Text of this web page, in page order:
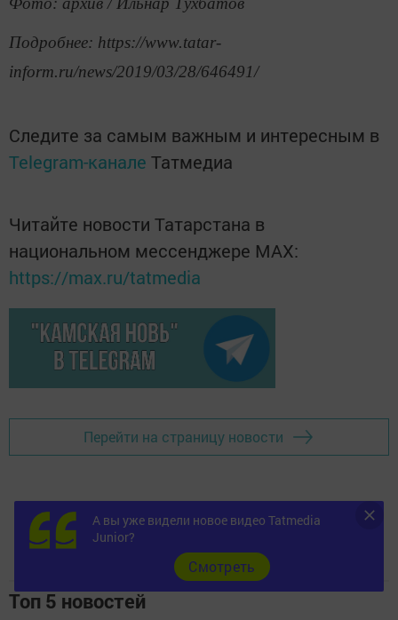
Подробнее: https://www.tatar-
inform.ru/news/2019/03/28/646491/
Следите за самым важным и интересным в
Telegram-канале Татмедиа
Читайте новости Татарстана в
национальном мессенджере MАХ:
https://max.ru/tatmedia
Перейти на страницу новости
Топ 5 новостей
А вы уже видели новое видео Tatmedia
Junior?
Cмотреть